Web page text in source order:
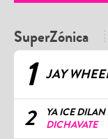
SuperZónica
1 JAY
2
YA ICE
DICHAVATE